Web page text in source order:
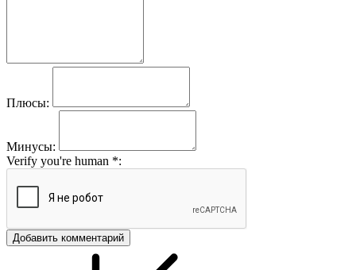
Плюсы:
Минусы:
Verify you're human *:
Добавить комментарий